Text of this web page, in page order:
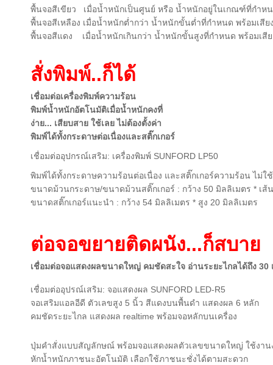
พื้นจอสีเขียว เมื่อน้ำหนักเป็นศูนย์ หรือ น้ำหนักอยู่ในเกณฑ์ที่กำห
พื้นจอสีเหลือง เมื่อน้ำหนักต่ำกว่า น้ำหนักขั้นต่ำที่กำหนด พร้อมเสีย
พื้นจอสีแดง เมื่อน้ำหนักเกินกว่า น้ำหนักขั้นสูงที่กำหนด พร้อมเสีย
สั่งพิมพ์..ก็ได้
เชื่อมต่อเครื่องพิมพ์ความร้อน
พิมพ์น้ำหนักอัตโนมัติเมื่อน้ำหนักคงที่
ง่าย... เสียบสาย ใช้เลย ไม่ต้องตั้งค่า
พิมพ์ได้ทั้งกระดาษต่อเนื่องและสติ๊กเกอร์
เชื่อมต่ออุปกรณ์เสริม: เครื่องพิมพ์ SUNFORD LP50
พิมพ์ได้ทั้งกระดาษความร้อนต่อเนื่อง และสติ๊กเกอร์ความร้อน ไม่ใ
ขนาดม้วนกระดาษ/ขนาดม้วนสติ๊กเกอร์ : กว้าง 50 มิลลิเมตร * เ
ขนาดสติ๊กเกอร์แนะนำ : กว้าง 54 มิลลิเมตร * สูง 20 มิลลิเมตร
ต่อจอขยายติดผนัง...ก็สบาย
เชื่อมต่อจอแสดงผลขนาดใหญ่ คมชัดสะใจ อ่านระยะไกลได้ถึง 30
เชื่อมต่ออุปรณ์เสริม: จอแสดงผล SUNFORD LED-R5
จอเสริมแอลอีดี ตัวเลขสูง 5 นิ้ว สีแดงบนพื้นดำ แสดงผล 6 หลัก
คมชัดระยะไกล แสดงผล realtime พร้อมจอหลักบนเครื่อง
ปุ่มคำสั่งแบบสัญลักษณ์ พร้อมจอแสดงผลตัวเลขขนาดใหญ่ ใช้งาน
หักน้ำหนักภาชนะอัตโนมัติ เลือกใช้ภาชนะชั่งได้ตามสะดวก